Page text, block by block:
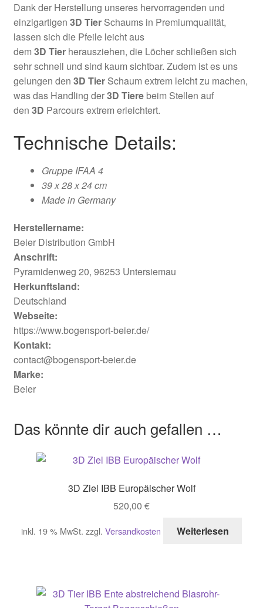
Dank der Herstellung unseres hervorragenden und
einzigartigen 3D TierSchaums in Premiumqualität,
lassen sich die Pfeile leicht aus
dem 3D Tierherausziehen, die Löcher schließen sich
sehr schnell und sind kaum sichtbar. Zudem ist es uns
gelungen den 3D TierSchaum extrem leicht zu machen,
was das Handling der3D Tierebeim Stellen auf
den 3D Parcours extrem erleichtert.
Technische Details:
Gruppe IFAA 4
39 x 28 x 24 cm
Made in Germany
Herstellername:
Beier Distribution GmbH
Anschrift:
Pyramidenweg 20, 96253 Untersiemau
Herkunftsland:
Deutschland
Webseite:
https://www.bogensport-beier.de/
Kontakt:
contact@bogensport-beier.de
Marke:
Beier
Das könnte dir auch gefallen …
3D Ziel IBB Europäischer Wolf
520,00 €
inkl. 19 % MwSt. zzgl. Versandkosten Weiterlesen